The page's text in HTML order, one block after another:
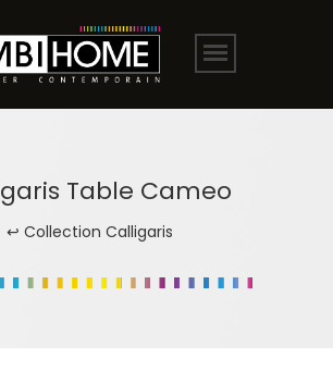
Table Cameo
↩ Collection Calligaris